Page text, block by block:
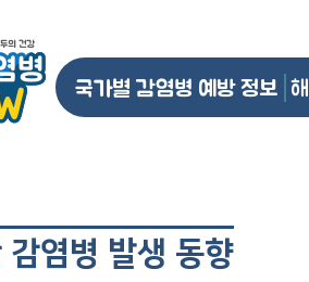
국가별 감염병 예방 정보
감염병 발생 동향